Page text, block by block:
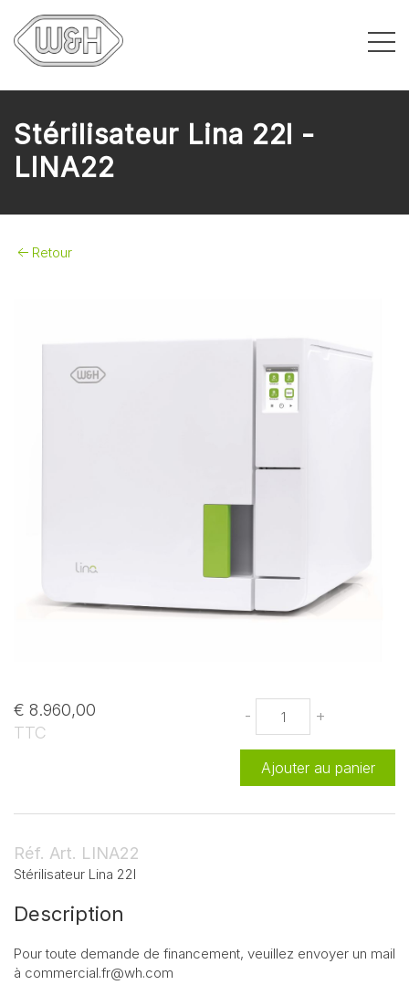
Stérilisateur Lina 22l -
LINA22
Retour
€ 8.960,00
TTC
- +
Ajouter au panier
Réf. Art. LINA22
Stérilisateur Lina 22l
Description
Pour toute demande de financement, veuillez envoyer un mail
à commercial.fr@wh.com